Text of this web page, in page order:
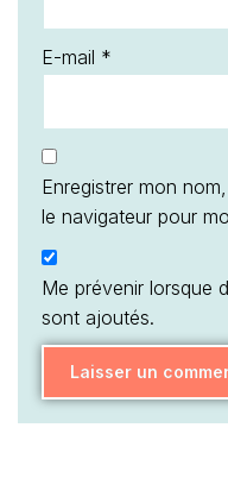
E-mail *
Enregistrer mon
le navigateur pour
Me prévenir lorsque
sont ajoutés.